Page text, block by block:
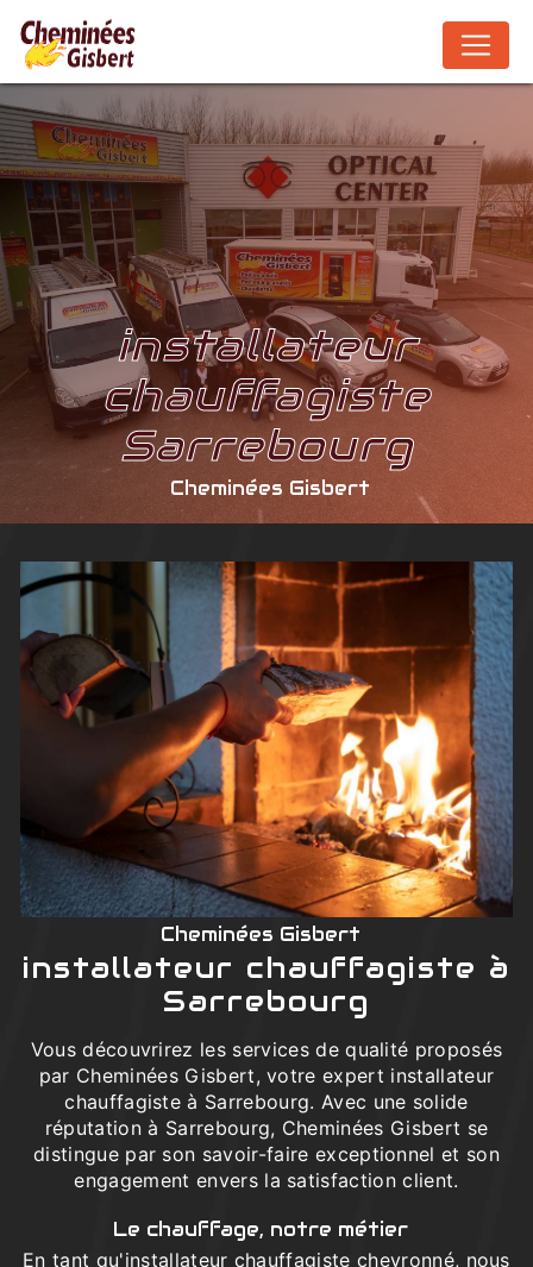
installateur
chauffagiste
Sarrebourg
Cheminées Gisbert
Cheminées Gisbert
installateur chauffagiste à
Sarrebourg
Vous découvrirez les services de qualité proposés
par Cheminées Gisbert, votre expert installateur
chauffagiste à Sarrebourg. Avec une solide
réputation à Sarrebourg, Cheminées Gisbert se
distingue par son savoir-faire exceptionnel et son
engagement envers la satisfaction client.
Le chauffage, notre métier
En tant qu'installateur chauffagiste chevronné, nous